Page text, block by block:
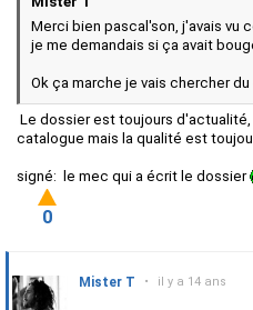
Merci bien pascal'son, j'avais vu
je me demandais si ça avait
Ok ça marche je vais chercher
Le dossier est toujours
catalogue mais la qualité est
signé: le mec qui a écrit le dossier
0
Mister T • il y a 14 ans